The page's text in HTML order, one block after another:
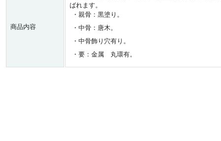
商品内容
ばれます。
・親骨：黒塗り。
・中骨：唐木。
・中骨飾り穴有り。
・要：金属 丸環有。